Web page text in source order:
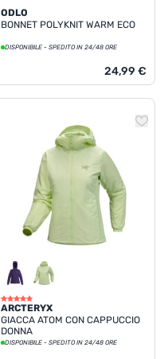
ODLO
BONNET POLYKNIT WARM ECO
DISPONIBILE - SPEDITO IN 24/48 ORE
24,99 €
ARCTERYX
GIACCA ATOM CON CAPPUCCIO
DONNA
DISPONIBILE - SPEDITO IN 24/48 ORE